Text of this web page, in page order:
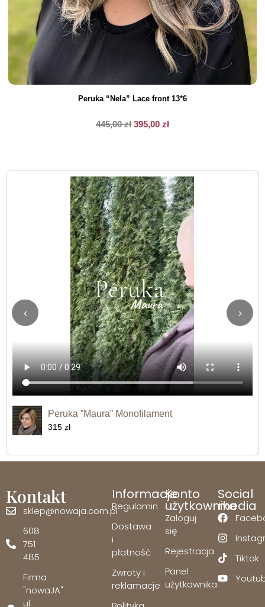
Peruka “Nela” Lace front 13*6
445,00zł 395,00 zł
‹ ›
Peruka ”Maura” Monofilament
315 zł
Kontakt
sklep@nowaja.com.pl
608
751
485
Firma
"nowaJA"
ul.
Informacje
Regulamin
Dostawa
i
płatność
Zwroty i
reklamacje
Konto
użytkownika
Zaloguj
się
Rejestracja
Panel
użytkownika
Social
media
Tiktok